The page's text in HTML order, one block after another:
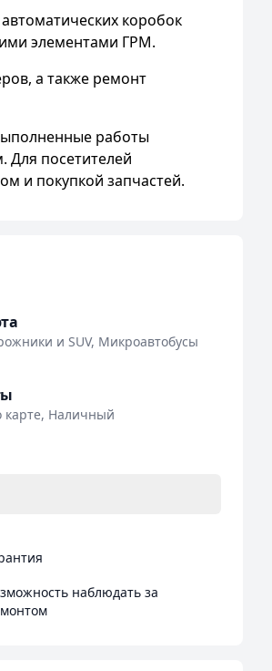
коробок
элементами ГРМ.
а также ремонт
работы
Для посетителей
и покупкой запчастей.
и SUV, Микроавтобусы
Наличный
наблюдать за